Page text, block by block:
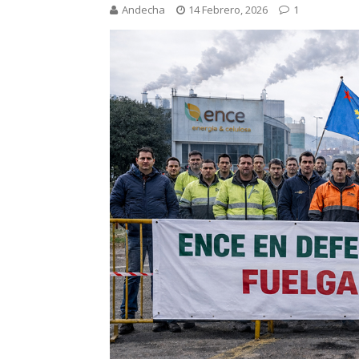
Andecha 14 Febrero, 2026 1